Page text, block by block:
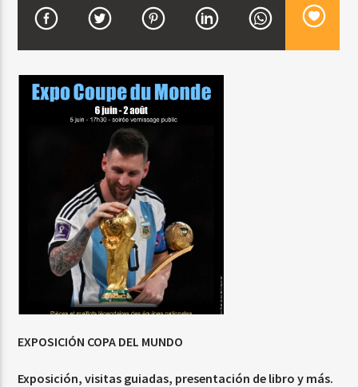
CURRENT SHOW
DJ MIX
12:00 AM 2:00 AM
Beone Radio
EXPOSICIÓN COPA DEL MUNDO
Exposición, visitas guiadas, presentación de libro y más.